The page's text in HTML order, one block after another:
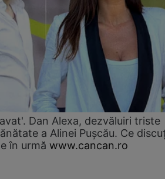
Dan Alexa, dezvăluiri triste
a Alinei Pușcău. Ce
în urmă www.cancan.ro